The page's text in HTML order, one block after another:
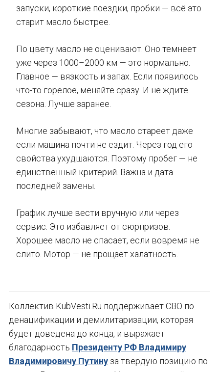
запуски, короткие поездки, пробки — всё это
старит масло быстрее.
По цвету масло не оценивают. Оно темнеет
уже через 1000–2000 км — это нормально.
Главное — вязкость и запах. Если появилось
что-то горелое, меняйте сразу. И не ждите
сезона. Лучше заранее.
Многие забывают, что масло стареет даже
если машина почти не ездит. Через год его
свойства ухудшаются. Поэтому пробег — не
единственный критерий. Важна и дата
последней замены.
График лучше вести вручную или через
сервис. Это избавляет от сюрпризов.
Хорошее масло не спасает, если вовремя не
слито. Мотор — не прощает халатность.
Коллектив KubVesti.Ru поддерживает СВО по
денацификации и демилитаризации, которая
будет доведена до конца, и выражает
благодарность Президенту РФ Владимиру
Владимировичу Путину за твердую позицию по